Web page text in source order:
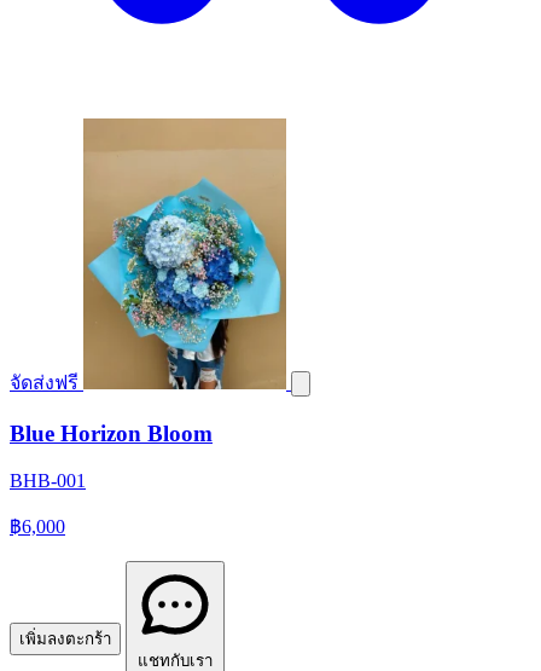
จัดส่งฟรี
Blue Horizon Bloom
BHB-001
฿6,000
เพิ่มลงตะกร้า
แชทกับเรา